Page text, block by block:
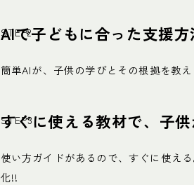
AIで子どもに合った支援
簡単AIが、子供の学びとその根拠を教え
すぐに使える教材で、子
使い方ガイドがあるので、すぐに使え
化!!